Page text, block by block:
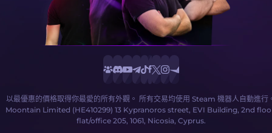
以最優惠的價格取得你最愛的所有外觀。 所有交易均使用 Steam 機器人自動進行
Moontain Limited (HE410299) 13 Kypranoros street, EVI Building, 2nd
flat/office 205, 1061, Nicosia, Cyprus.